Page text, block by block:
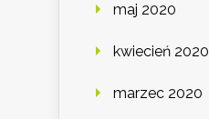
maj 2020
kwiecień 2020
marzec 2020